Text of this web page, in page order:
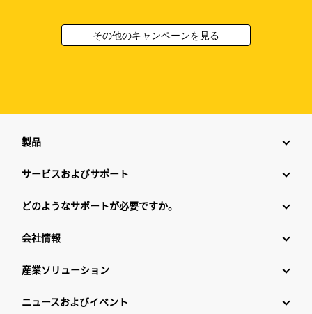
その他のキャンペーンを見る
製品
サービスおよびサポート
どのようなサポートが必要ですか。
会社情報
産業ソリューション
ニュースおよびイベント